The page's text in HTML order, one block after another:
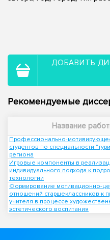
ДОБАВИТЬ
Рекомендуемые
Название
Профессионально-
студентов по специальности
региона
Игровые компоненты в
индивидуального подхода к
технологии
Формирование мотивационно-
отношений старшеклассников к
учителя в процессе
эстетического воспитания